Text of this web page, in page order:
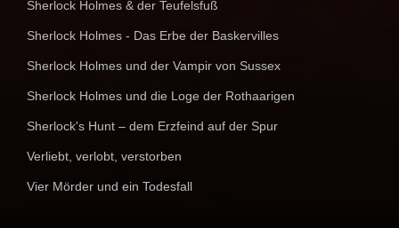
Sherlock Holmes & der Teufelsfuß
Sherlock Holmes - Das Erbe der Baskervilles
Sherlock Holmes und der Vampir von Sussex
Sherlock Holmes und die Loge der Rothaarigen
Sherlock's Hunt – dem Erzfeind auf der Spur
Verliebt, verlobt, verstorben
Vier Mörder und ein Todesfall